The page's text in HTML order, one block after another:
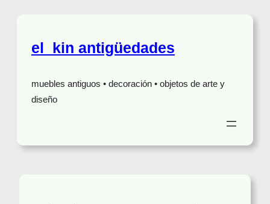
el_kin antigüedades
muebles antiguos • decoración • objetos de arte y
diseño